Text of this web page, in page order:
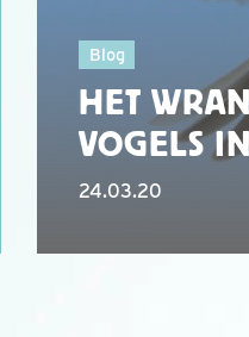
Blog
HET
VOGELS
24.03.20